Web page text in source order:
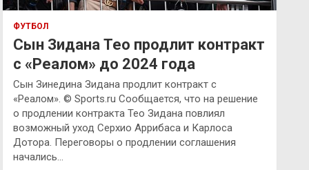
ФУТБОЛ
Сын Зидана Тео продлит контракт
с «Реалом» до 2024 года
Сын Зинедина Зидана продлит контракт с
«Реалом». © Sports.ru Сообщается, что на решение
о продлении контракта Тео Зидана повлиял
возможный уход Серхио Аррибаса и Карлоса
Дотора. Переговоры о продлении соглашения
начались…